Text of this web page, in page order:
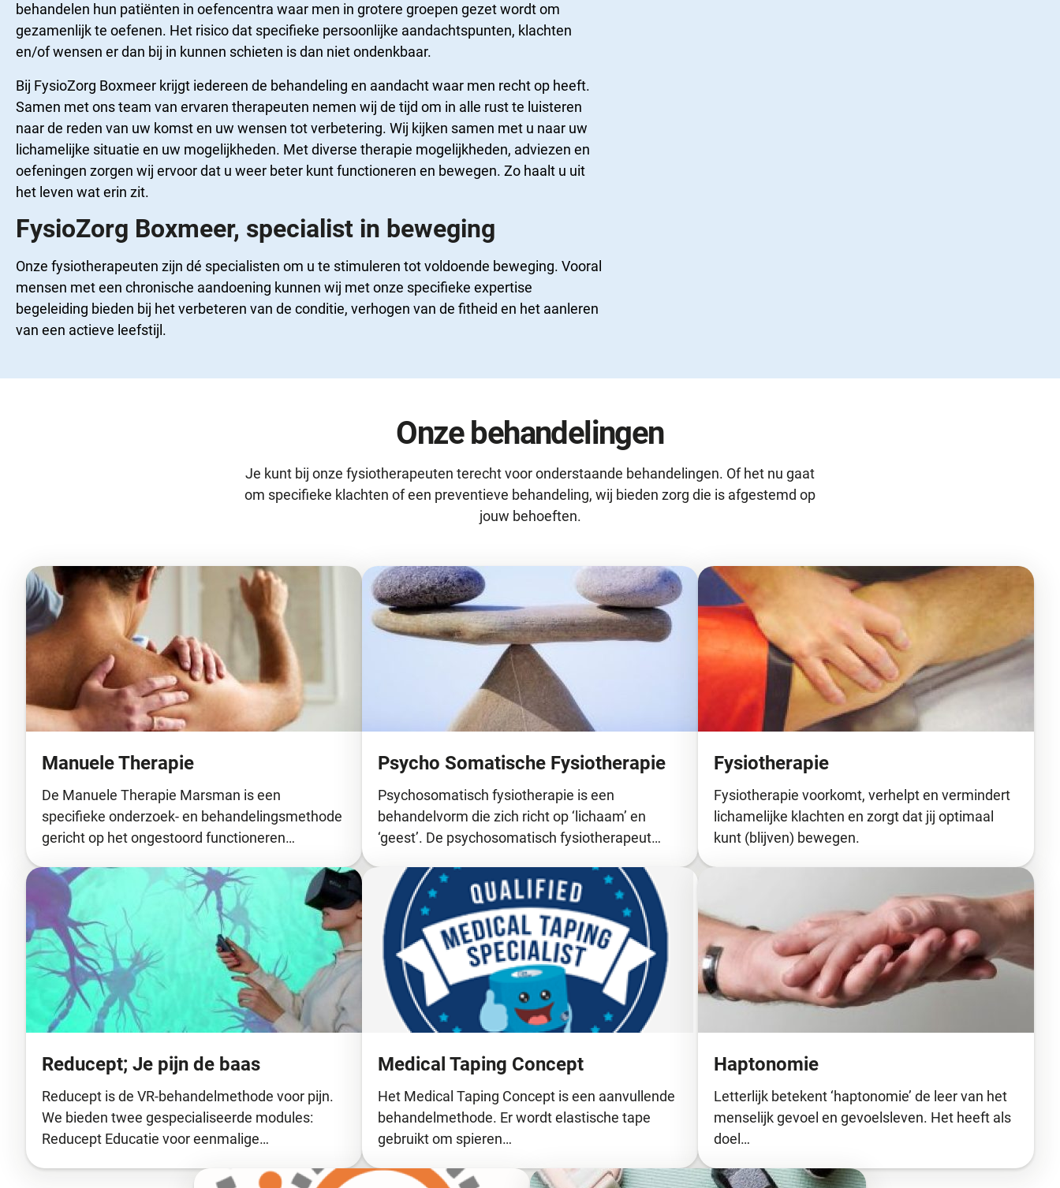
behandelen hun patiënten in oefencentra waar men in grotere groepen gezet wordt om
gezamenlijk te oefenen. Het risico dat specifieke persoonlijke aandachtspunten, klachten
en/of wensen er dan bij in kunnen schieten is dan niet ondenkbaar.
Bij FysioZorg Boxmeer krijgt iedereen de behandeling en aandacht waar men recht op heeft.
Samen met ons team van ervaren therapeuten nemen wij de tijd om in alle rust te luisteren
naar de reden van uw komst en uw wensen tot verbetering. Wij kijken samen met u naar uw
lichamelijke situatie en uw mogelijkheden. Met diverse therapie mogelijkheden, adviezen en
oefeningen zorgen wij ervoor dat u weer beter kunt functioneren en bewegen. Zo haalt u uit
het leven wat erin zit.
FysioZorg Boxmeer, specialist in beweging
Onze fysiotherapeuten zijn dé specialisten om u te stimuleren tot voldoende beweging. Vooral
mensen met een chronische aandoening kunnen wij met onze specifieke expertise
begeleiding bieden bij het verbeteren van de conditie, verhogen van de fitheid en het aanleren
van een actieve leefstijl.
Onze behandelingen
Je kunt bij onze fysiotherapeuten terecht voor onderstaande behandelingen. Of het nu gaat
om specifieke klachten of een preventieve behandeling, wij bieden zorg die is afgestemd op
jouw behoeften.
Manuele Therapie
De Manuele Therapie Marsman is een
specifieke onderzoek- en behandelingsmethode
gericht op het ongestoord functioneren…
Psycho Somatische Fysiotherapie
Psychosomatisch fysiotherapie is een
behandelvorm die zich richt op ‘lichaam’ en
‘geest’. De psychosomatisch fysiotherapeut…
Fysiotherapie
Fysiotherapie voorkomt, verhelpt en vermindert
lichamelijke klachten en zorgt dat jij optimaal
kunt (blijven) bewegen.
Reducept; Je pijn de baas
Reducept is de VR-behandelmethode voor pijn.
We bieden twee gespecialiseerde modules:
Reducept Educatie voor eenmalige…
Medical Taping Concept
Het Medical Taping Concept is een aanvullende
behandelmethode. Er wordt elastische tape
gebruikt om spieren…
Haptonomie
Letterlijk betekent ‘haptonomie’ de leer van het
menselijk gevoel en gevoelsleven. Het heeft als
doel…